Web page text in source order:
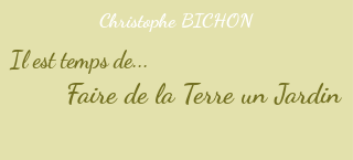
Christophe BICHON
Il est temps de...
Faire de la Terre un Jardin